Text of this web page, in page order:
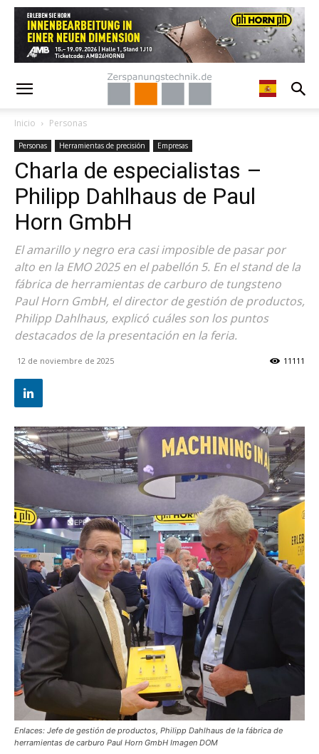
Inicio Personas
Personas Herramientas de precisión Empresas
Charla de especialistas –
Philipp Dahlhaus de Paul
Horn GmbH
El amarillo y negro era casi imposible de pasar por
alto en la EMO 2025 en el pabellón 5. En el stand de la
fábrica de herramientas de carburo de tungsteno
Paul Horn GmbH, el director de gestión de productos,
Philipp Dahlhaus, explicó cuáles son los puntos
destacados de la presentación en la feria.
12 de noviembre de 2025 11111
Enlaces: Jefe de gestión de productos, Philipp Dahlhaus de la fábrica de
herramientas de carburo Paul Horn GmbH Imagen DOM